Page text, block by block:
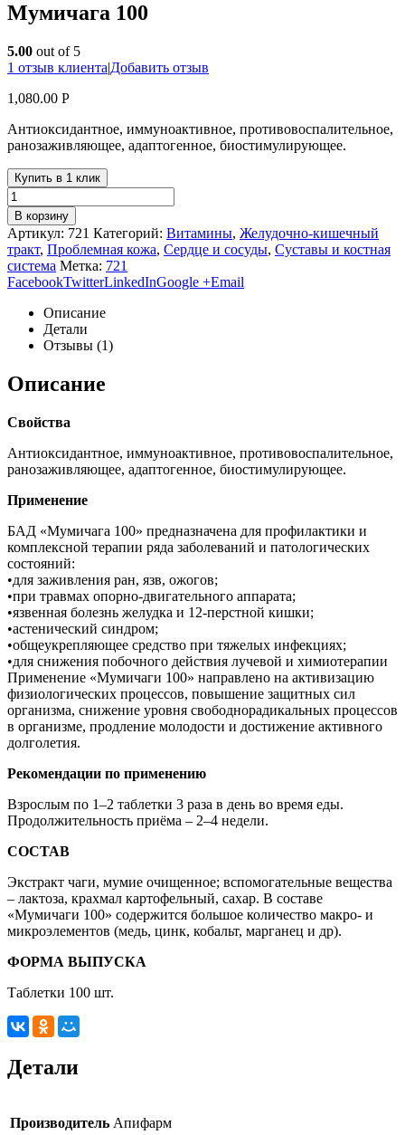
Мумичага 100
5.00 out of 5
1 отзыв клиента|Добавить отзыв
1,080.00 Р
Антиоксидантное, иммуноактивное, противовоспалительное,
ранозаживляющее, адаптогенное, биостимулирующее.
Купить в 1 клик
В корзину
Артикул: 721 Категорий: Витамины, Желудочно-кишечный
тракт, Проблемная кожа, Сердце и сосуды, Суставы и костная
система Метка: 721
FacebookTwitterLinkedInGoogle +Email
Описание
Детали
Отзывы (1)
Описание
Свойства
Антиоксидантное, иммуноактивное, противовоспалительное,
ранозаживляющее, адаптогенное, биостимулирующее.
Применение
БАД «Мумичага 100» предназначена для профилактики и
комплексной терапии ряда заболеваний и патологических
состояний:
•для заживления ран, язв, ожогов;
•при травмах опорно-двигательного аппарата;
•язвенная болезнь желудка и 12-перстной кишки;
•астенический синдром;
•общеукрепляющее средство при тяжелых инфекциях;
•для снижения побочного действия лучевой и химиотерапии
Применение «Мумичаги 100» направлено на активизацию
физиологических процессов, повышение защитных сил
организма, снижение уровня свободнорадикальных процессов
в организме, продление молодости и достижение активного
долголетия.
Рекомендации по применению
Взрослым по 1–2 таблетки 3 раза в день во время еды.
Продолжительность приёма – 2–4 недели.
СОСТАВ
Экстракт чаги, мумие очищенное; вспомогательные вещества
– лактоза, крахмал картофельный, сахар. В составе
«Мумичаги 100» содержится большое количество макро- и
микроэлементов (медь, цинк, кобальт, марганец и др).
ФОРМА ВЫПУСКА
Таблетки 100 шт.
Детали
Производитель Апифарм